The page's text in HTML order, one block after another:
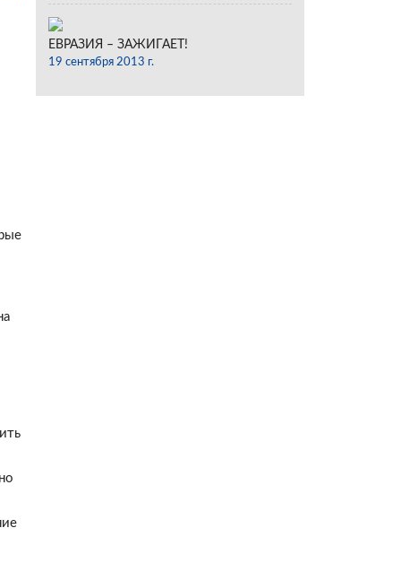
ЕВРАЗИЯ – ЗАЖИГАЕТ!
19 сентября 2013 г.